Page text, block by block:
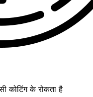
कोटिंग के रोकता है